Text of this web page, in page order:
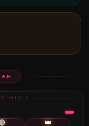
✦
👑